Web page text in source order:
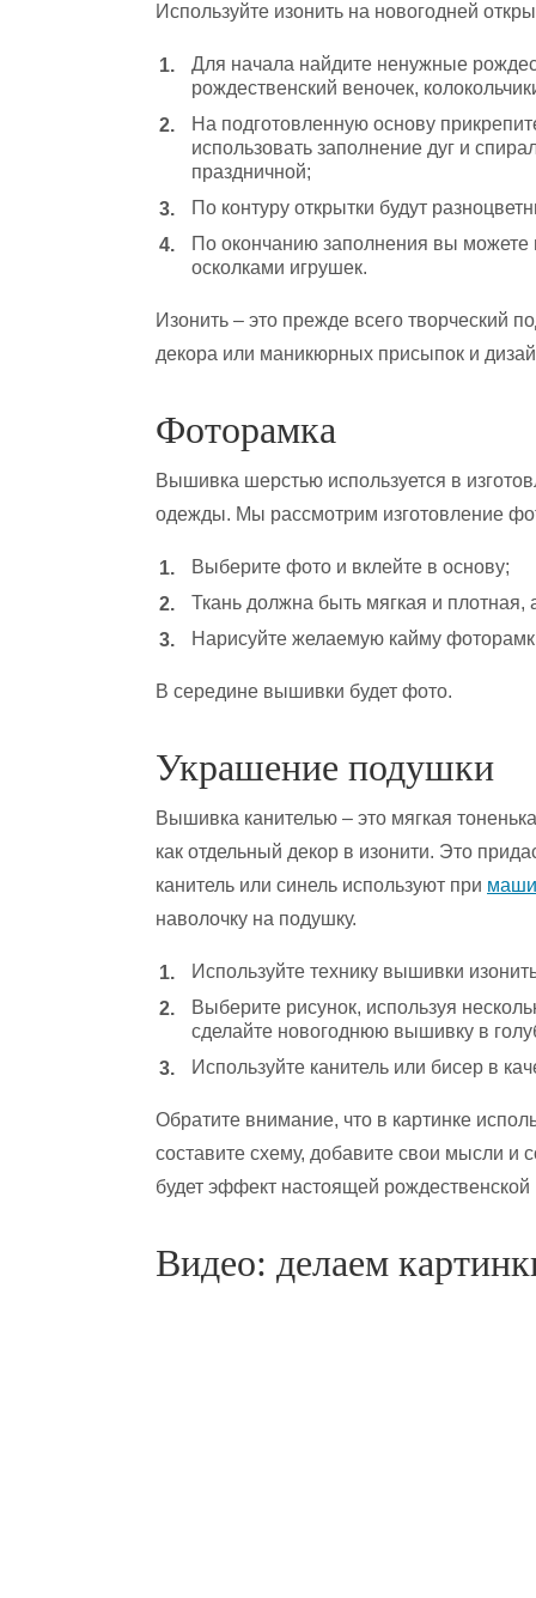
Используйте изонить на новогодней
Для начала найдите ненужные
рождественский веночек,
На подготовленную основу
использовать заполнение дуг и
праздничной;
По контуру открытки будут
По окончанию заполнения вы можете
осколками игрушек.
Изонить – это прежде всего творческий
декора или маникюрных присыпок и
Фоторамка
Вышивка шерстью используется в
одежды. Мы рассмотрим изготовление
Выберите фото и вклейте в основу;
Ткань должна быть мягкая и плотная,
Нарисуйте желаемую кайму
В середине вышивки будет фото.
Украшение подушки
Вышивка канителью – это мягкая
как отдельный декор в изонити. Это
канитель или синель используют при
наволочку на подушку.
Используйте технику вышивки
Выберите рисунок, используя
сделайте новогоднюю вышивку в
Используйте канитель или бисер в
Обратите внимание, что в картинке
составите схему, добавите свои мысли и
будет эффект настоящей рождественской
Видео: делаем